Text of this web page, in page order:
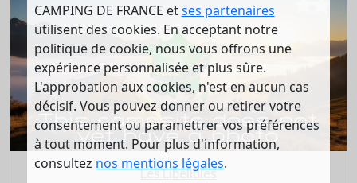
CAMPING DE FRANCE etses partenaires
utilisent des cookies. En acceptant notre
politique de cookie, nous vous offrons une
expérience personnalisée et plus sûre.
L'approbation aux cookies, n'est en aucun cas
décisif. Vous pouvez donner ou retirer votre
consentement ou paramettrer vos préférences
à tout moment. Pour plus d'information,
consultez nos mentions légales.
Les Libellules